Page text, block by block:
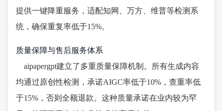
提供一键降重服务，适配知网、万方、维普等检测系
统，确保重复率低于15%。
质量保障与售后服务体系
aipapergpt建立了多重质量保障机制。所有生成内容
均通过原创性检测，承诺AIGC率低于10%，查重率低
于15%，否则全额退款。这种质量承诺在业内较为罕